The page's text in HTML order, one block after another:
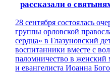
рассказали о
28 сентября состоялась
группы орловской
сердца» в Глазуновский
воспитанники вместе с
паломничество вженский
и евангелиста Иоанна